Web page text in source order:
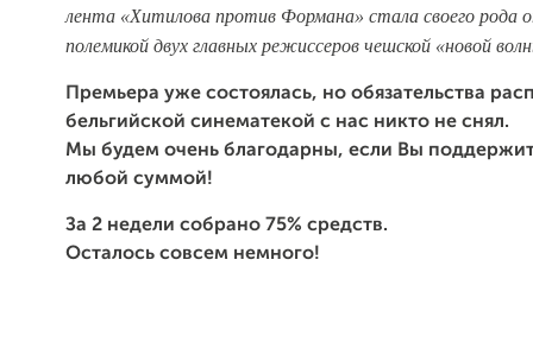
лента «Хитилова против Формана» стала своего рода
полемикой двух главных режиссеров чешской «новой
Премьера уже состоялась, но обязательства
бельгийской синематекой с нас никто не снял.
Мы будем очень благодарны, если Вы
любой суммой!
За 2 недели собрано 75% средств.
Осталось совсем немного!